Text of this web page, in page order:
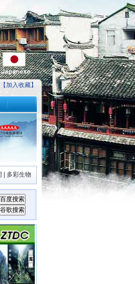
加入收藏】
多彩生物